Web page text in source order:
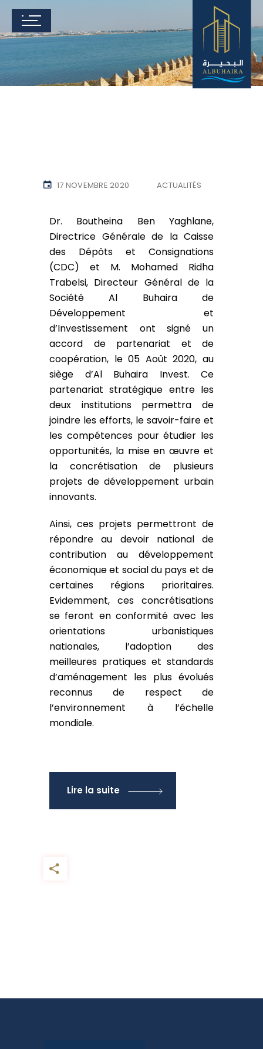
17 NOVEMBRE 2020 ACTUALITÉS
Dr. Boutheina Ben Yaghlane,
Directrice Générale de la Caisse
des Dépôts et Consignations
(CDC) et M. Mohamed Ridha
Trabelsi, Directeur Général de la
Société Al Buhaira de
Développement et
d’Investissement ont signé un
accord de partenariat et de
coopération, le 05 Août 2020, au
siège d’Al Buhaira Invest. Ce
partenariat stratégique entre les
deux institutions permettra de
joindre les efforts, le savoir-faire et
les compétences pour étudier les
opportunités, la mise en œuvre et
la concrétisation de plusieurs
projets de développement urbain
innovants.
Ainsi, ces projets permettront de
répondre au devoir national de
contribution au développement
économique et social du pays et de
certaines régions prioritaires.
Evidemment, ces concrétisations
se feront en conformité avec les
orientations urbanistiques
nationales, l’adoption des
meilleures pratiques et standards
d’aménagement les plus évolués
reconnus de respect de
l’environnement à l’échelle
mondiale.
Lire la suite